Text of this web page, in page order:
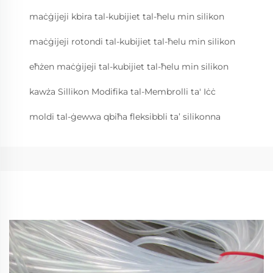
maċġijeji kbira tal-kubijiet tal-ħelu min silikon
maċġijeji rotondi tal-kubijiet tal-ħelu min silikon
eħżen maċġijeji tal-kubijiet tal-ħelu min silikon
kawża Sillikon Modifika tal-Membrolli ta' Iċċ
moldi tal-ġewwa qbiħa fleksibbli ta’ silikonna